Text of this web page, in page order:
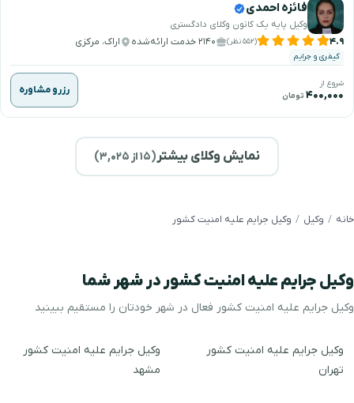
فائزه احمدی
وکیل پایه یک کانون وکلای دادگستری
۴.۹ (۵۵۲ نظر) ۲۱۴۰ خدمت ارائه‌شده اراک، مرکزی
کیفری و جرایم
شروع از
۴۰۰,۰۰۰ تومان رزرو مشاوره
نمایش وکلای بیشتر(۱۵از ۳,۰۲۵)
خانه وکیل وکیل جرایم علیه امنیت کشور
وکیل جرایم علیه امنیت کشور در شهر شما
وکیل جرایم علیه امنیت کشور فعال در شهر خودتان را مستقیم ببینید
وکیل جرایم علیه امنیت کشور
تهران
وکیل جرایم علیه امنیت کشور
مشهد